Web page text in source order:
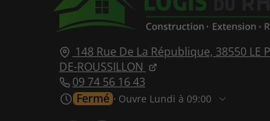
148 Rue De La République, 38550 LE
DE-ROUSSILLON
09 74 56 16 43
Fermé ⋅ Ouvre Lundi à 09:00